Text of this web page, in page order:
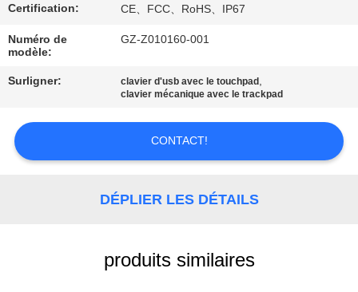
CONTACTEZ-
NOUS
UNE
CITATION
Certification: CE、FCC、RoHS、IP67
Numéro de
modèle:
GZ-Z010160-001
Surligner: clavier d'usb avec le touchpad ,
clavier mécanique avec le trackpad
CONTACT!
DÉPLIER LES DÉTAILS
produits similaires